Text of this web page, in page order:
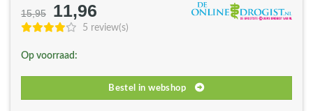
15,95
Oorspronkelijke
prijs
€15,95.
11,96
prijs
5 review(s)
Op voorraad:
Bestel in webshop